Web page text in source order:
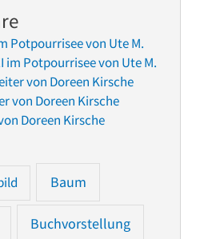
Potpourrisee von Ute M.
im Potpourrisee von Ute M.
von Doreen Kirsche
von Doreen Kirsche
Doreen Kirsche
Baum
Buchvorstellung